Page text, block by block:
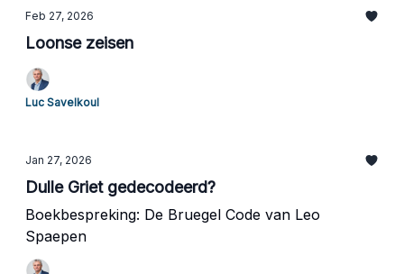
Feb 27, 2026
Loonse zeisen
Luc Savelkoul
Jan 27, 2026
Dulle Griet gedecodeerd?
Boekbespreking: De Bruegel Code van Leo
Spaepen